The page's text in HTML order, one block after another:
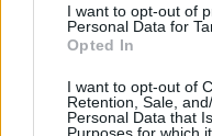
I want to opt-out of
Personal Data for
Opted In
I want to opt-out of
Retention, Sale,
Personal Data that
Purposes for which
24.600 euro
esenzioni fiscali
seguito della crisi